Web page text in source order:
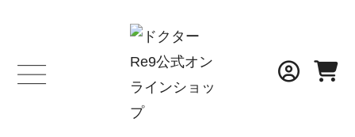
BLOG